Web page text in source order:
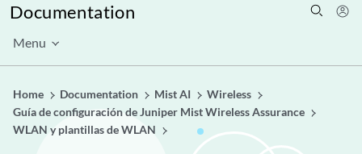
Documentation
Menu
Home Documentation Mist AI
Wireless
Guía de configuración de Juniper Mist Wireless Assurance
WLAN y plantillas de WLAN